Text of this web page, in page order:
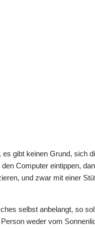
es gibt keinen Grund, sich
Computer eintippen,
und zwar mit einer
selbst anbelangt, so
weder vom